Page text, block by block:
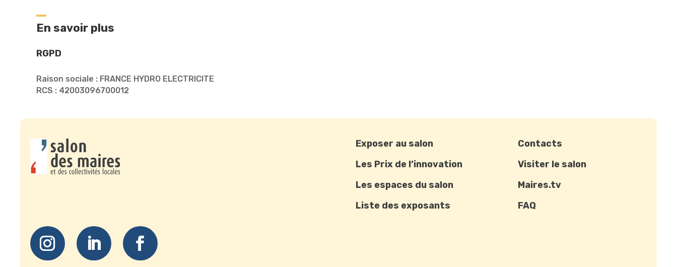
En savoir plus
RGPD
Raison sociale : FRANCE HYDRO ELECTRICITE
RCS : 42003096700012
Exposer au salon
Les Prix de l’innovation
Les espaces du salon
Liste des exposants
Contacts
Visiter le salon
Maires.tv
FAQ